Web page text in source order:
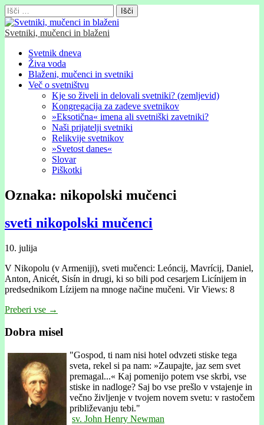
Išči:
Svetniki, mučenci in blaženi
Glavni
meni
Skip
content
Svetnik dneva
Živa voda
Blaženi, mučenci in svetniki
Več o svetništvu
Kje so živeli in delovali svetniki? (zemljevid)
Kongregacija za zadeve svetnikov
»Eksotična« imena ali svetniški zavetniki?
Naši prijatelji svetniki
Relikvije svetnikov
»Svetost danes«
Slovar
Piškotki
Oznaka: nikopolski mučenci
sveti nikopolski mučenci
10. julija
V Nikopolu (v Armeniji), sveti mučenci: Leóncij, Mavrícij, Daniel,
Anton, Anicét, Sisín in drugi, ki so bili pod cesarjem Licínijem in
predsednikom Lízijem na mnoge načine mučeni. Vir Views: 8
Preberi vse →
Dobra misel
"Gospod, ti nam nisi hotel odvzeti stiske tega
sveta, rekel si pa nam: »Zaupajte, jaz sem svet
premagal...« Kaj pomenijo potem vse skrbi, vse
stiske in nadloge? Saj bo vse prešlo v vstajenje in
večno življenje v tvojem novem svetu: v rastočem
približevanju tebi."
sv. John Henry Newman